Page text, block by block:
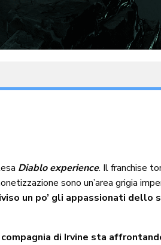
Diablo experience. Il franchise
sono un’area grigia
un po’ gli appassionati dello
di Irvine sta